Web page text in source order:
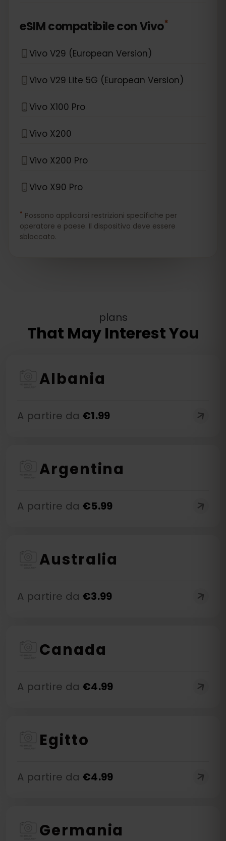
eSIM compatibile conVivo*
Vivo V29 (European Version)
Vivo V29 Lite 5G (European Version)
Vivo X100 Pro
Vivo X200
Vivo X200 Pro
Vivo X90 Pro
* Possono applicarsi restrizioni specifiche per
operatore e paese. Il dispositivo deve essere
sbloccato.
plans
That May Interest You
Albania
A partire da €1.99
Argentina
A partire da €5.99
Australia
A partire da €3.99
Canada
A partire da €4.99
Egitto
A partire da €4.99
Germania